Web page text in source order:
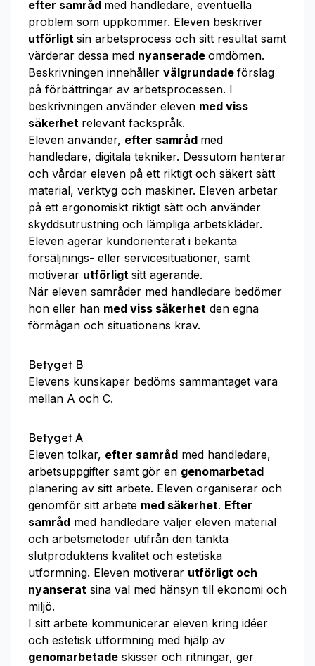
efter samråd med handledare, eventuella
problem som uppkommer. Eleven beskriver
utförligt sin arbetsprocess och sitt resultat samt
värderar dessa med nyanserade omdömen.
Beskrivningen innehåller välgrundade förslag
på förbättringar av arbetsprocessen. I
beskrivningen använder eleven med viss
säkerhet relevant fackspråk.
Eleven använder, efter samråd med
handledare, digitala tekniker. Dessutom hanterar
och vårdar eleven på ett riktigt och säkert sätt
material, verktyg och maskiner. Eleven arbetar
på ett ergonomiskt riktigt sätt och använder
skyddsutrustning och lämpliga arbetskläder.
Eleven agerar kundorienterat i bekanta
försäljnings- eller servicesituationer, samt
motiverar utförligt sitt agerande.
När eleven samråder med handledare bedömer
hon eller han med viss säkerhet den egna
förmågan och situationens krav.
Betyget B
Elevens kunskaper bedöms sammantaget vara
mellan A och C.
Betyget A
Eleven tolkar, efter samråd med handledare,
arbetsuppgifter samt gör en genomarbetad
planering av sitt arbete. Eleven organiserar och
genomför sitt arbete med säkerhet. Efter
samråd med handledare väljer eleven material
och arbetsmetoder utifrån den tänkta
slutproduktens kvalitet och estetiska
utformning. Eleven motiverar utförligt och
nyanserat sina val med hänsyn till ekonomi och
miljö.
I sitt arbete kommunicerar eleven kring idéer
och estetisk utformning med hjälp av
genomarbetade skisser och ritningar, ger